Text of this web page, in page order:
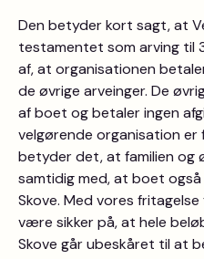
Den betyder kort sagt, at
testamentet som arving til
af, at organisationen
de øvrige arveinger. De
af boet og betaler ingen
velgørende organisation
betyder det, at familien og
samtidig med, at boet
Skove. Med vores
være sikker på, at hele
Skove går ubeskåret til at